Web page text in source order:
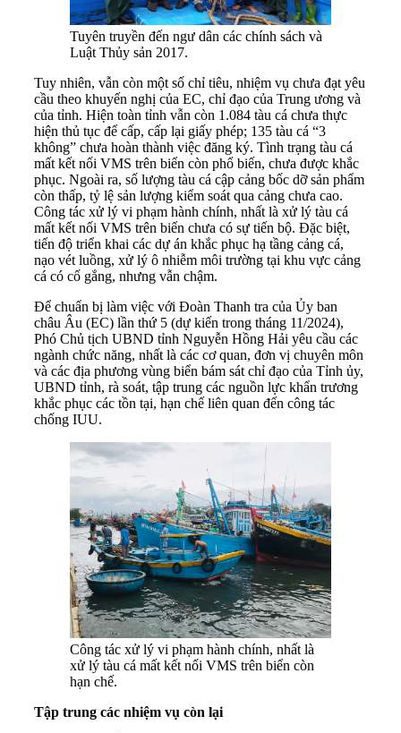
Tuyên truyền đến ngư dân các chính sách và
Luật Thủy sản 2017.
Tuy nhiên, vẫn còn một số chỉ tiêu, nhiệm vụ chưa đạt yêu
cầu theo khuyến nghị của EC, chỉ đạo của Trung ương và
của tỉnh. Hiện toàn tỉnh vẫn còn 1.084 tàu cá chưa thực
hiện thủ tục để cấp, cấp lại giấy phép; 135 tàu cá “3
không” chưa hoàn thành việc đăng ký. Tình trạng tàu cá
mất kết nối VMS trên biển còn phổ biến, chưa được khắc
phục. Ngoài ra, số lượng tàu cá cập cảng bốc dỡ sản phẩm
còn thấp, tỷ lệ sản lượng kiểm soát qua cảng chưa cao.
Công tác xử lý vi phạm hành chính, nhất là xử lý tàu cá
mất kết nối VMS trên biển chưa có sự tiến bộ. Đặc biệt,
tiến độ triển khai các dự án khắc phục hạ tầng cảng cá,
nạo vét luồng, xử lý ô nhiễm môi trường tại khu vực cảng
cá có cố gắng, nhưng vẫn chậm.
Để chuẩn bị làm việc với Đoàn Thanh tra của Ủy ban
châu Âu (EC) lần thứ 5 (dự kiến trong tháng 11/2024),
Phó Chủ tịch UBND tỉnh Nguyễn Hồng Hải yêu cầu các
ngành chức năng, nhất là các cơ quan, đơn vị chuyên môn
và các địa phương vùng biển bám sát chỉ đạo của Tỉnh ủy,
UBND tỉnh, rà soát, tập trung các nguồn lực khẩn trương
khắc phục các tồn tại, hạn chế liên quan đến công tác
chống IUU.
Công tác xử lý vi phạm hành chính, nhất là
xử lý tàu cá mất kết nối VMS trên biển còn
hạn chế.
Tập trung các nhiệm vụ còn lại